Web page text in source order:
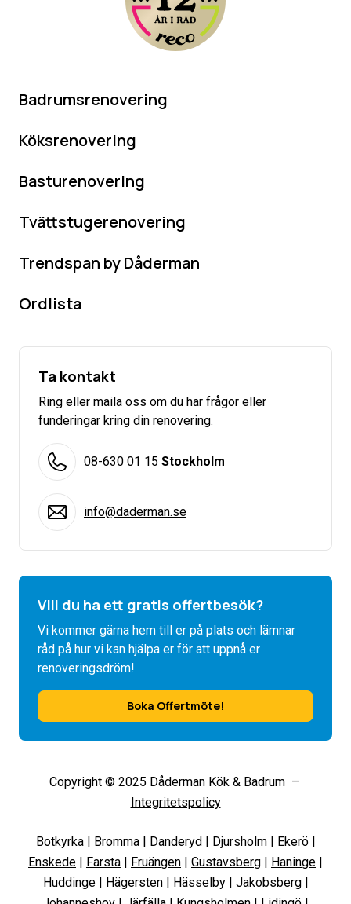
Badrumsrenovering
Köksrenovering
Basturenovering
Tvättstugerenovering
Trendspan by Dåderman
Ordlista
Ta kontakt
Ring eller maila oss om du har frågor eller
funderingar kring din renovering.
08-630 01 15 Stockholm
info@daderman.se
Vill du ha ett gratis offertbesök?
Vi kommer gärna hem till er på plats och lämnar
råd på hur vi kan hjälpa er för att uppnå er
renoveringsdröm!
Boka Offertmöte!
Copyright © 2025 Dåderman Kök & Badrum –
Integritetspolicy
Botkyrka| Bromma| Danderyd| Djursholm| Ekerö|
Enskede | Farsta | Fruängen | Gustavsberg | Haninge |
Huddinge| Hägersten| Hässelby| Jakobsberg|